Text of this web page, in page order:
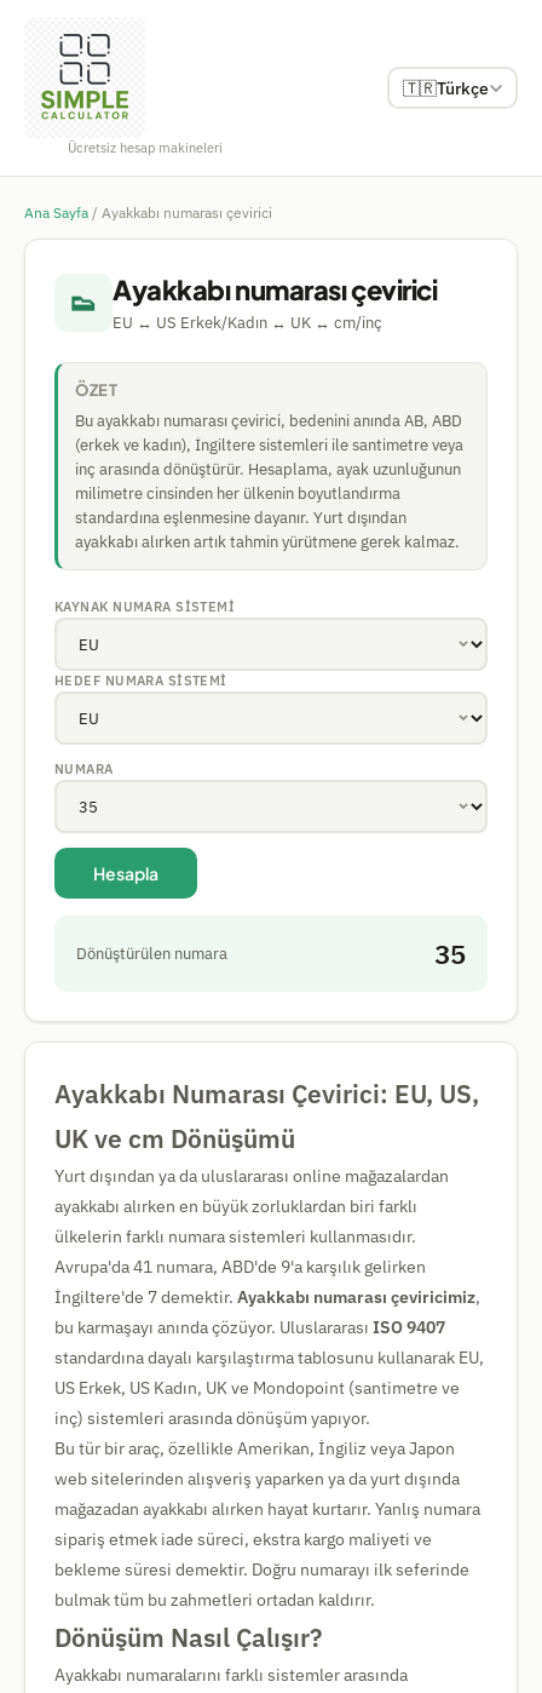
Ücretsiz hesap makineleri
🇹🇷Türkçe
Ana Sayfa / Ayakkabı numarası çevirici
👟 Ayakkabı numarası çevirici
EU ↔ US Erkek/Kadın ↔ UK ↔ cm/inç
ÖZET
Bu ayakkabı numarası çevirici, bedenini anında AB, ABD
(erkek ve kadın), İngiltere sistemleri ile santimetre veya
inç arasında dönüştürür. Hesaplama, ayak uzunluğunun
milimetre cinsinden her ülkenin boyutlandırma
standardına eşlenmesine dayanır. Yurt dışından
ayakkabı alırken artık tahmin yürütmene gerek kalmaz.
KAYNAK NUMARA SISTEMI
HEDEF NUMARA SISTEMI
NUMARA
Hesapla
Dönüştürülen numara 35
Ayakkabı Numarası Çevirici: EU, US,
UK ve cm Dönüşümü
Yurt dışından ya da uluslararası online mağazalardan
ayakkabı alırken en büyük zorluklardan biri farklı
ülkelerin farklı numara sistemleri kullanmasıdır.
Avrupa'da 41 numara, ABD'de 9'a karşılık gelirken
İngiltere'de 7 demektir. Ayakkabı numarası çeviricimiz,
bu karmaşayı anında çözüyor. Uluslararası ISO 9407
standardına dayalı karşılaştırma tablosunu kullanarak EU,
US Erkek, US Kadın, UK ve Mondopoint (santimetre ve
inç) sistemleri arasında dönüşüm yapıyor.
Bu tür bir araç, özellikle Amerikan, İngiliz veya Japon
web sitelerinden alışveriş yaparken ya da yurt dışında
mağazadan ayakkabı alırken hayat kurtarır. Yanlış numara
sipariş etmek iade süreci, ekstra kargo maliyeti ve
bekleme süresi demektir. Doğru numarayı ilk seferinde
bulmak tüm bu zahmetleri ortadan kaldırır.
Dönüşüm Nasıl Çalışır?
Ayakkabı numaralarını farklı sistemler arasında